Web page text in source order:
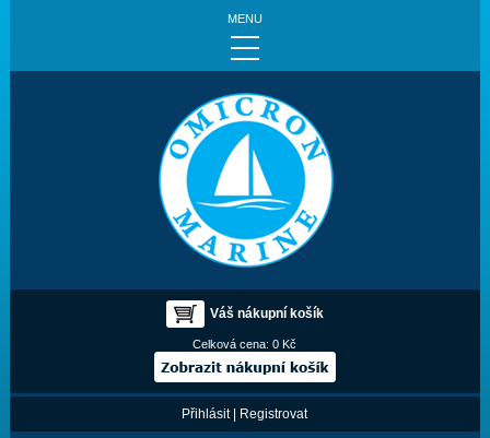
MENU
Váš nákupní košík
Celková cena:0 Kč
Přihlásit| Registrovat